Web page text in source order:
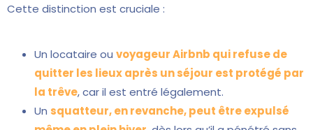
Cette distinction est cruciale :
Un locataire ou voyageur Airbnb qui refuse de
quitter les lieux après un séjour est protégé par
la trêve, car il est entré légalement.
Un squatteur, en revanche, peut être expulsé